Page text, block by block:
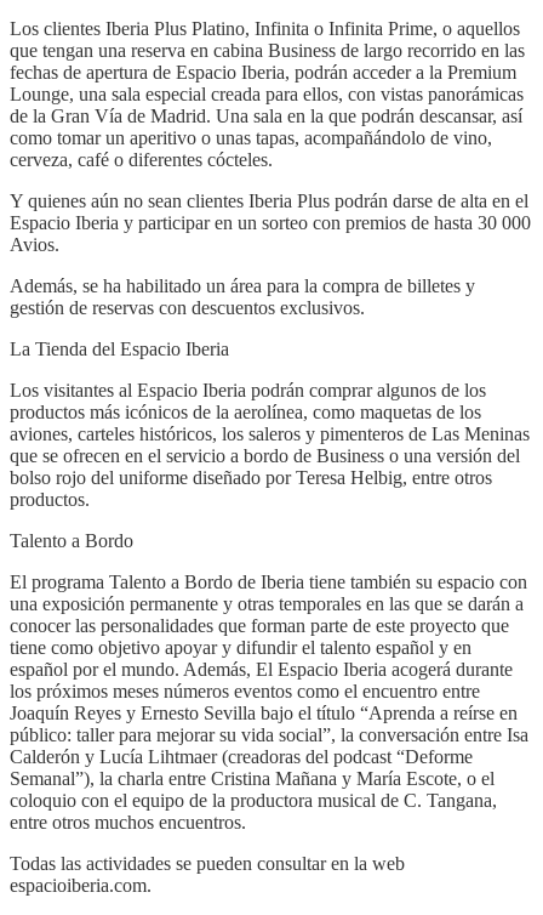
Los clientes Iberia Plus Platino, Infinita o Infinita Prime, o aquellos
que tengan una reserva en cabina Business de largo recorrido en las
fechas de apertura de Espacio Iberia, podrán acceder a la Premium
Lounge, una sala especial creada para ellos, con vistas panorámicas
de la Gran Vía de Madrid. Una sala en la que podrán descansar, así
como tomar un aperitivo o unas tapas, acompañándolo de vino,
cerveza, café o diferentes cócteles.
Y quienes aún no sean clientes Iberia Plus podrán darse de alta en el
Espacio Iberia y participar en un sorteo con premios de hasta 30 000
Avios.
Además, se ha habilitado un área para la compra de billetes y
gestión de reservas con descuentos exclusivos.
La Tienda del Espacio Iberia
Los visitantes al Espacio Iberia podrán comprar algunos de los
productos más icónicos de la aerolínea, como maquetas de los
aviones, carteles históricos, los saleros y pimenteros de Las Meninas
que se ofrecen en el servicio a bordo de Business o una versión del
bolso rojo del uniforme diseñado por Teresa Helbig, entre otros
productos.
Talento a Bordo
El programa Talento a Bordo de Iberia tiene también su espacio con
una exposición permanente y otras temporales en las que se darán a
conocer las personalidades que forman parte de este proyecto que
tiene como objetivo apoyar y difundir el talento español y en
español por el mundo. Además, El Espacio Iberia acogerá durante
los próximos meses números eventos como el encuentro entre
Joaquín Reyes y Ernesto Sevilla bajo el título “Aprenda a reírse en
público: taller para mejorar su vida social”, la conversación entre Isa
Calderón y Lucía Lihtmaer (creadoras del podcast “Deforme
Semanal”), la charla entre Cristina Mañana y María Escote, o el
coloquio con el equipo de la productora musical de C. Tangana,
entre otros muchos encuentros.
Todas las actividades se pueden consultar en la web
espacioiberia.com.